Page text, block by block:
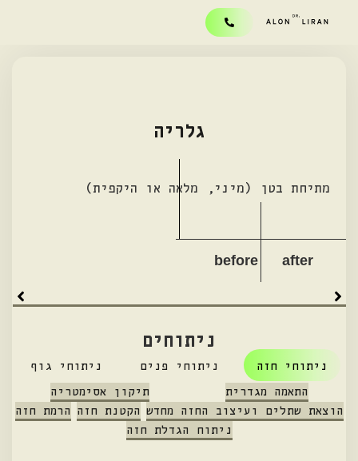
גלריה
מתיחת בטן (מיני, מלאה או היקפית)
before after
ניתוחים
ניתוחי חזה ניתוחי פנים
ניתוחי גוף
התאמה מגדרית
תיקון אסימטריה
הוצאת שתלים ועיצוב החזה מחדש הקטנת חזה הרמת חזה
ניתוח הגדלת חזה